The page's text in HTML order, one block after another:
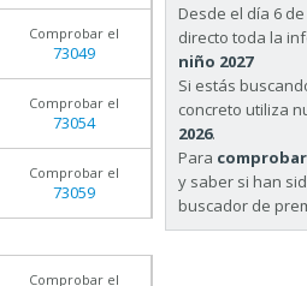
Comprobar el
73049
Comprobar el
73054
Comprobar el
73059
Comprobar el
Desde el día 6
directo toda la
niño 2027
Si estás
concreto utiliza
2026.
Para
y saber si han
buscador de